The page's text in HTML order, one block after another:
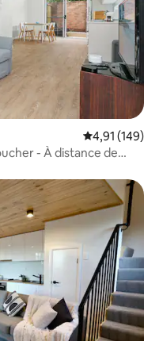
Évaluation
4,91 (149)
- À distance de
appréciés